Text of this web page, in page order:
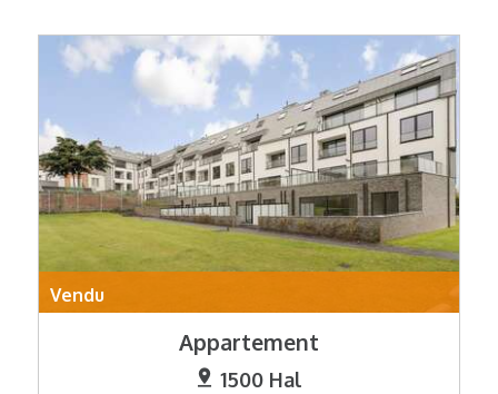
Vendu
Appartement
1500 Hal